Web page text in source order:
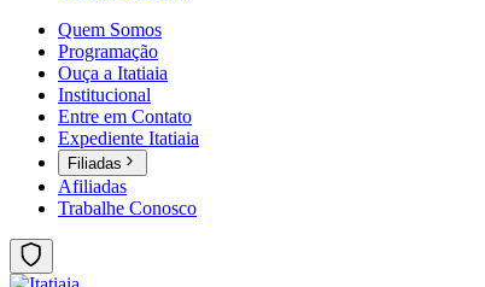
Quem Somos
Programação
Ouça a Itatiaia
Institucional
Entre em Contato
Expediente Itatiaia
Filiadas
Afiliadas
Trabalhe Conosco